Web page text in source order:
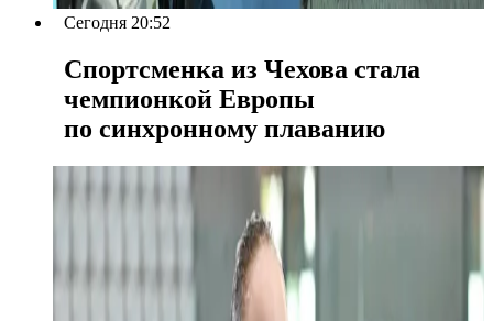
Сегодня 20:52
Спортсменка из Чехова стала
чемпионкой Европы
по синхронному плаванию